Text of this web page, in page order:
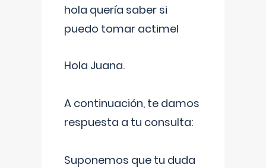
hola quería saber si
puedo tomar actimel
Hola Juana.
A continuación, te damos
respuesta a tu consulta:
Suponemos que tu duda